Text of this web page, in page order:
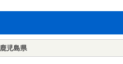
鹿児島県